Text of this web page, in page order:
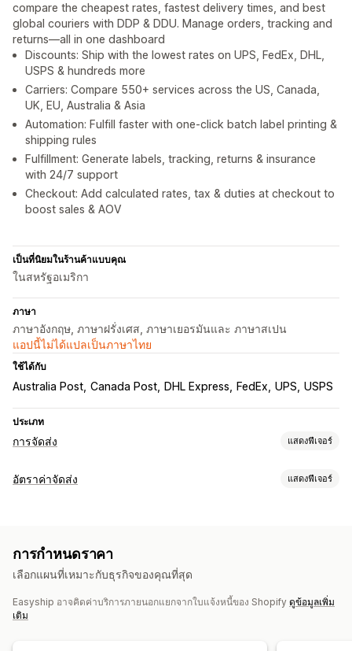
compare the cheapest rates, fastest delivery times, and best
global couriers with DDP & DDU. Manage orders, tracking and
returns—all in one dashboard
Discounts: Ship with the lowest rates on UPS, FedEx, DHL,
USPS & hundreds more
Carriers: Compare 550+ services across the US, Canada,
UK, EU, Australia & Asia
Automation: Fulfill faster with one-click batch label printing &
shipping rules
Fulfillment: Generate labels, tracking, returns & insurance
with 24/7 support
Checkout: Add calculated rates, tax & duties at checkout to
boost sales & AOV
เป็นที่นิยมในร้านค้าแบบคุณ
ในสหรัฐอเมริกา
ภาษา
ภาษาอังกฤษ, ภาษาฝรั่งเศส, ภาษาเยอรมันและ ภาษาสเปน
แอปนี้ไม่ได้แปลเป็นภาษาไทย
ใช้ได้กับ
Australia Post Canada Post DHL Express FedEx UPS USPS
ประเภท
การจัดส่ง แสดงฟีเจอร์
ป้ายกำกับและบรรจุภัณฑ์
รายการสิ่งที่ต้องจัดการ
ซิงค์คำสั่งซื้อ หลายภาษา การเลือกผู้ขนส่ง
การจัดการการจัดส่ง
อัตราค่าจัดส่ง แสดงฟีเจอร์
ตามน้ำหนัก รหัสไปรษณีย์
การแจ้งเตือนพนักงาน
หน้าการติดตาม วันที่จัดส่ง
ซ่อนอัตราราคา
การกำหนดราคา
เลือกแผนที่เหมาะกับธุรกิจของคุณที่สุด
Easyship อาจคิดค่าบริการภายนอกแยกจากใบแจ้งหนี้ของ Shopify ดูข้อมูลเพิ่ม
เติม